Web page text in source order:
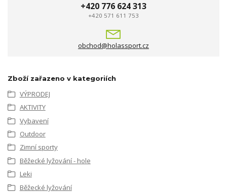
+420 776 624 313
+420 571 611 753
obchod@holassport.cz
Zboží zařazeno v kategoriích
VÝPRODEJ
AKTIVITY
Vybavení
Outdoor
Zimní sporty
Běžecké lyžování - hole
Leki
Běžecké lyžování